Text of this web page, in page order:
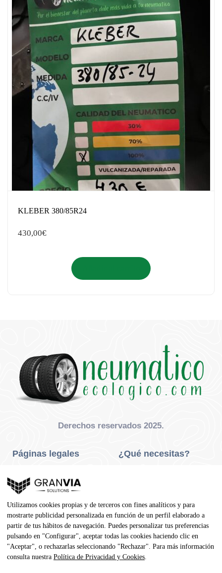
KLEBER 380/85R24
430,00€
Derechos reservados 2025.
Páginas legales
Privacidad Y Cookies
Aviso Legal
Condiciones De Compra
Contacto
¿Qué necesitas?
Neumáticos Agrícola
Dirección
Utilizamos cookies propias y de terceros con fines analíticos y para
mostrarte publicidad personalizada en función de un perfil elaborado a
partir de tus hábitos de navegación. Puedes personalizar tus preferencias
pulsando en "Configurar", aceptar todas las cookies haciendo clic en
"Aceptar", o rechazarlas seleccionando "Rechazar". Para más información
consulta nuestra Política de Privacidad y Cookies.